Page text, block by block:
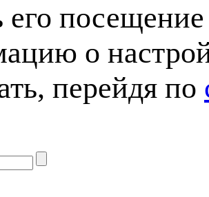
его
о
перейдя по